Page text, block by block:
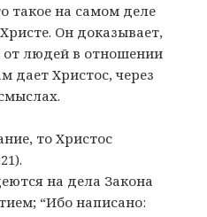
такое на самом деле
Он доказывает,
от людей в отношении
дает Христос, через
то Христос
на дела Закона
“Ибо написано: